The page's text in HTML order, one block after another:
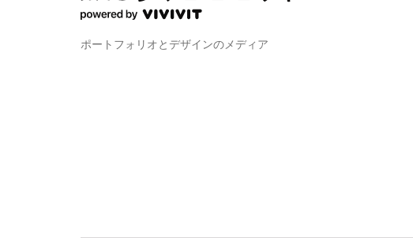
ポートフォリオとデザインのメディア